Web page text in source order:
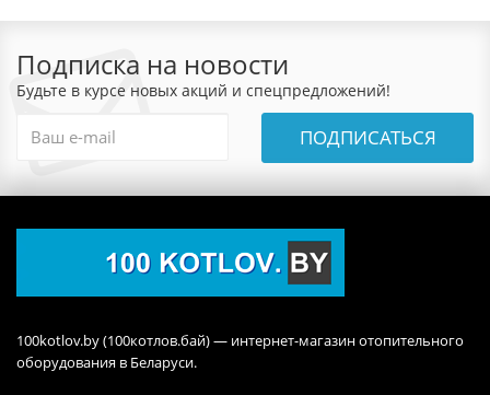
Подписка на новости
Будьте в курсе новых акций и спецпредложений!
ПОДПИСАТЬСЯ
100kotlov.by (100котлов.бай) — интернет-магазин отопительного
оборудования в Беларуси.